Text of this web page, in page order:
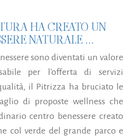
HA CREATO UN
NATURALE ...
sono diventati un valore
per l'offerta di servizi
il Pitrizza ha bruciato le
di proposte wellness che
centro benessere creato
col verde del grande parco e